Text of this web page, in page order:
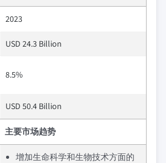
2023
USD 24.3 Billion
8.5%
USD 50.4 Billion
主要市场趋势
增加生命科学和生物技术方面的